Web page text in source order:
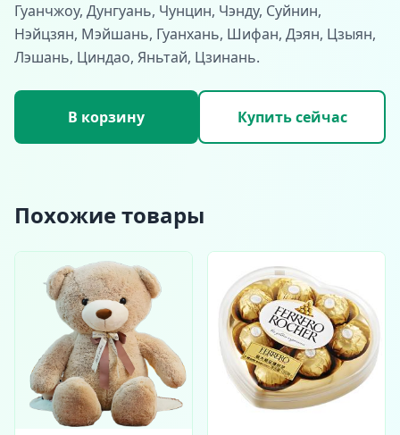
Гуанчжоу, Дунгуань, Чунцин, Чэнду, Суйнин,
Нэйцзян, Мэйшань, Гуанхань, Шифан, Дэян, Цзыян,
Лэшань, Циндао, Яньтай, Цзинань.
В корзину Купить сейчас
Похожие товары